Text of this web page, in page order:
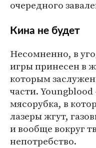
очередного
Кина не будет
Несомненно, в
игры принесен в
которым
части.
мясорубка, в
лазеры жгут,
и вообще вокруг
непотребство.